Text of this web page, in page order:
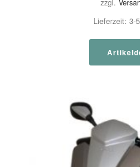
zzgl.
Lieferzeit: 3-